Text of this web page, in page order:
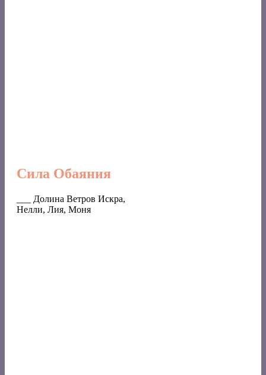
Сила Обаяния
___ Долина Ветров Искра,
Нелли, Лия, Моня